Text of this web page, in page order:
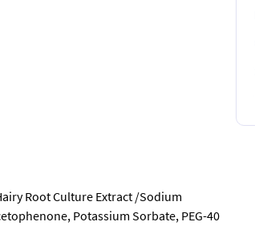
Root Culture Extract /Sodium
Potassium Sorbate, PEG-40